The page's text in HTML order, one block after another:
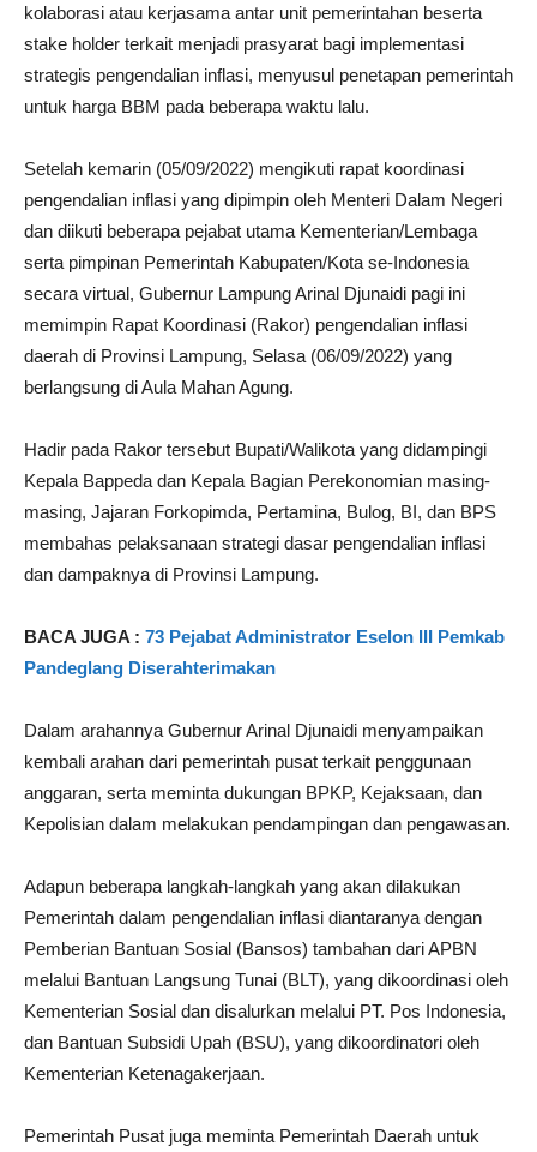
kolaborasi atau kerjasama antar unit pemerintahan beserta
stake holder terkait menjadi prasyarat bagi implementasi
strategis pengendalian inflasi, menyusul penetapan pemerintah
untuk harga BBM pada beberapa waktu lalu.
Setelah kemarin (05/09/2022) mengikuti rapat koordinasi
pengendalian inflasi yang dipimpin oleh Menteri Dalam Negeri
dan diikuti beberapa pejabat utama Kementerian/Lembaga
serta pimpinan Pemerintah Kabupaten/Kota se-Indonesia
secara virtual, Gubernur Lampung Arinal Djunaidi pagi ini
memimpin Rapat Koordinasi (Rakor) pengendalian inflasi
daerah di Provinsi Lampung, Selasa (06/09/2022) yang
berlangsung di Aula Mahan Agung.
Hadir pada Rakor tersebut Bupati/Walikota yang didampingi
Kepala Bappeda dan Kepala Bagian Perekonomian masing-
masing, Jajaran Forkopimda, Pertamina, Bulog, BI, dan BPS
membahas pelaksanaan strategi dasar pengendalian inflasi
dan dampaknya di Provinsi Lampung.
BACA JUGA : 73 Pejabat Administrator Eselon III Pemkab
Pandeglang Diserahterimakan
Dalam arahannya Gubernur Arinal Djunaidi menyampaikan
kembali arahan dari pemerintah pusat terkait penggunaan
anggaran, serta meminta dukungan BPKP, Kejaksaan, dan
Kepolisian dalam melakukan pendampingan dan pengawasan.
Adapun beberapa langkah-langkah yang akan dilakukan
Pemerintah dalam pengendalian inflasi diantaranya dengan
Pemberian Bantuan Sosial (Bansos) tambahan dari APBN
melalui Bantuan Langsung Tunai (BLT), yang dikoordinasi oleh
Kementerian Sosial dan disalurkan melalui PT. Pos Indonesia,
dan Bantuan Subsidi Upah (BSU), yang dikoordinatori oleh
Kementerian Ketenagakerjaan.
Pemerintah Pusat juga meminta Pemerintah Daerah untuk